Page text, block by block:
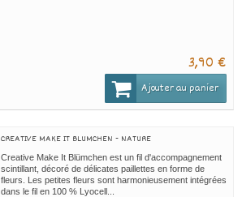
3,90 €
Ajouter au panier
CREATIVE MAKE IT BLUMCHEN - NATURE
Creative Make It Blümchen est un fil d'accompagnement
scintillant, décoré de délicates paillettes en forme de
fleurs. Les petites fleurs sont harmonieusement intégrées
dans le fil en 100 % Lyocell...